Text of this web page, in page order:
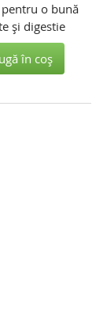
o bună
şi digestie
în coş